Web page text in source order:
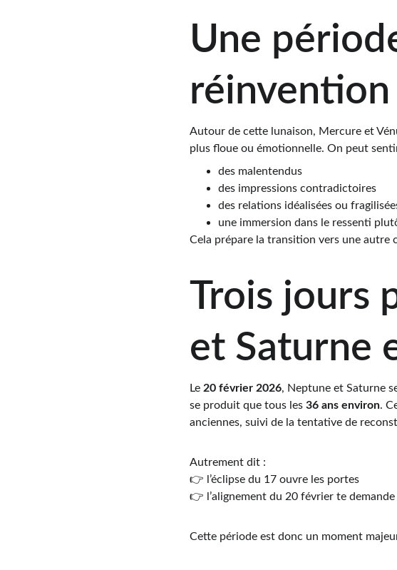
Une
réinvention
Autour de cette lunaison, Mercure et
plus floue ou émotionnelle. On peut
des malentendus
des impressions contradictoires
des relations idéalisées ou
une immersion dans le ressenti
Cela prépare la transition vers une
Trois jours
et Saturne
Le 20 février 2026, Neptune et Saturne
se produit que tous les 36 ans environ.
anciennes, suivi de la tentative de
Autrement dit :
👉 l’éclipse du 17 ouvre les portes
👉 l’alignement du 20 février te demande
Cette période est donc un moment